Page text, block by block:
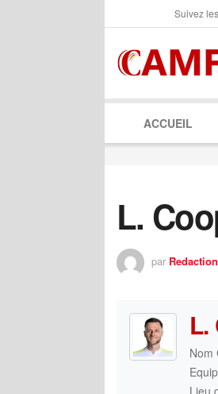
Suivez
ACCUEIL
L.
par
L.
Nom
Lieu